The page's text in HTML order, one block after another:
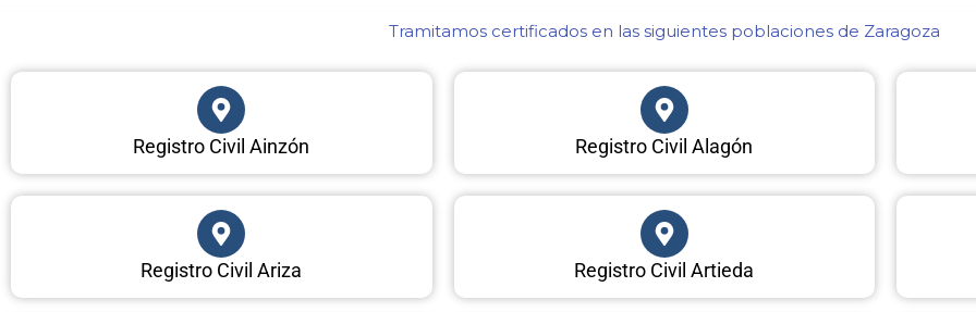
Tramitamos certificados en las siguientes poblaciones de Zaragoza​
Registro Civil Ainzón Registro Civil Alagón
Registro Civil Ariza Registro Civil Artieda